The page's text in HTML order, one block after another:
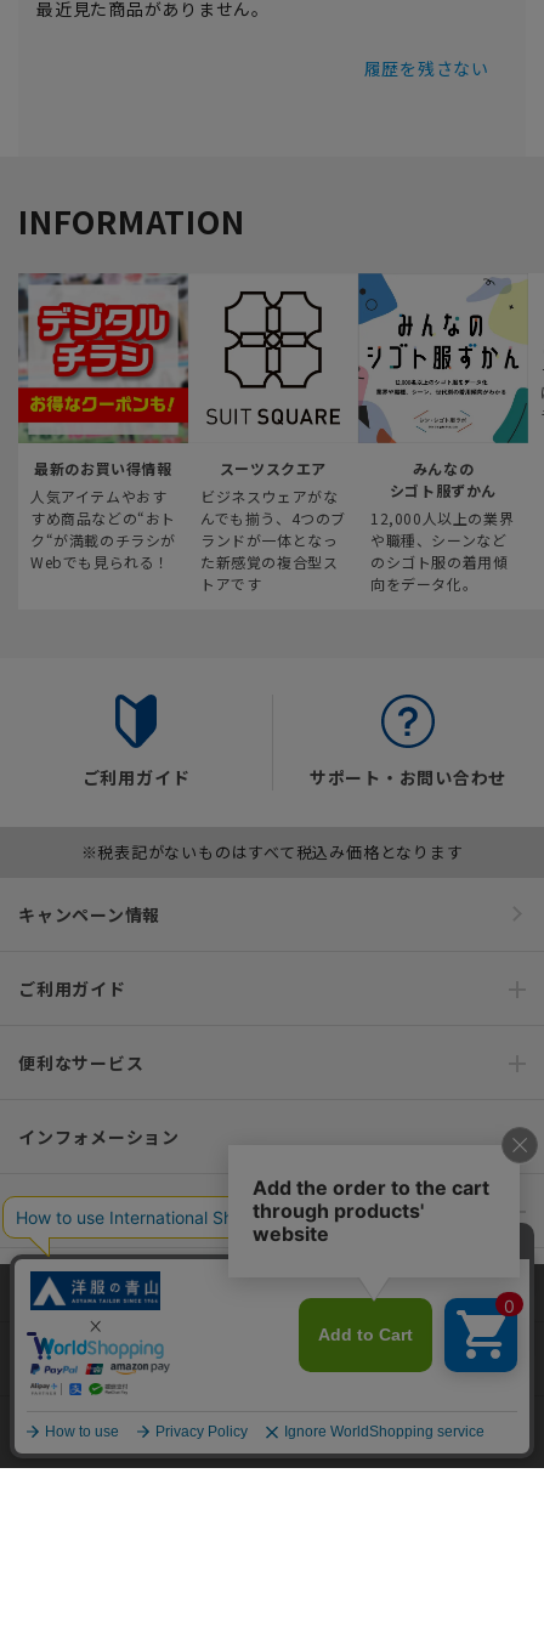
最近見た商品がありません。
履歴を残さない
INFORMATION
最新のお買い得情報
人気アイテムやおす
すめ商品などの“おト
ク“が満載のチラシが
Webでも見られる！
スーツスクエア
ビジネスウェアがな
んでも揃う、4つのブ
ランドが一体となっ
た新感覚の複合型ス
トアです
みんなの
シゴト服ずかん
12,000人以上の業界
や職種、シーンなど
のシゴト服の着用傾
向をデータ化。
ご利用ガイド サポート・お問い合わせ
※税表記がないものはすべて税込み価格となります
キャンペーン情報
ご利用ガイド
便利なサービス
インフォメーション
おすすめコンテンツ
ポリシー・企業情報
オーダースーツなら SHITATE
当サイトでは、快適な閲覧体験とコンテンツ改善のためにCookieを使用
しています。閲覧を続けることで、Cookieの使用に同意したものとみな
します。詳細については
同意して閉じる